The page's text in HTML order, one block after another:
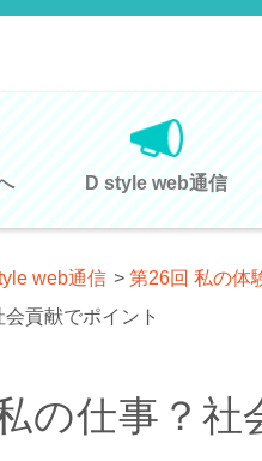
D style web通信
web通信 > 第26回 私の体
貢献でポイント
の仕事？社